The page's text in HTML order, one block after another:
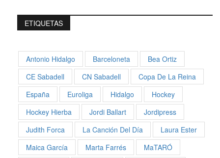
ETIQUETAS
Antonio Hidalgo Barceloneta
Bea Ortiz
CE Sabadell
CN Sabadell
Copa De La Reina
España
Euroliga Hidalgo
Hockey
Hockey Hierba
Jordi Ballart
Jordipress
Judith Forca
La Canción Del Día
Laura Ester
Maica García
Marta Farrés
MaTARÓ